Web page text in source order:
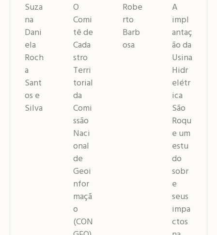
Suza
na
Dani
ela
Roch
a
Sant
os e
Silva
O
Comi
tê de
Cada
stro
Terri
torial
da
Comi
ssão
Naci
onal
de
Geoi
nfor
maçã
o
(CON
Robe
rto
Barb
osa
A
impl
antaç
ão da
Usina
Hidr
elétr
ica
São
Roqu
e um
estu
do
sobr
e
seus
impa
ctos